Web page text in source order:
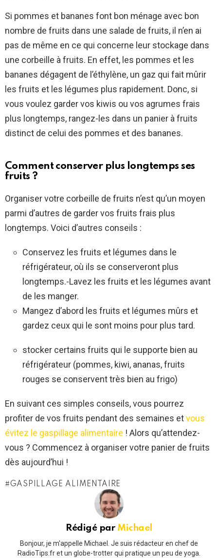
Si pommes et bananes font bon ménage avec bon
nombre de fruits dans une salade de fruits, il n’en ai
pas de même en ce qui concerne leur stockage dans
une corbeille à fruits. En effet, les pommes et les
bananes dégagent de l’éthylène, un gaz qui fait mûrir
les fruits et les légumes plus rapidement. Donc, si
vous voulez garder vos kiwis ou vos agrumes frais
plus longtemps, rangez-les dans un panier à fruits
distinct de celui des pommes et des bananes.
Comment conserver plus longtemps ses
fruits ?
Organiser votre corbeille de fruits n’est qu’un moyen
parmi d’autres de garder vos fruits frais plus
longtemps. Voici d’autres conseils :
Conservez les fruits et légumes dans le
réfrigérateur, où ils se conserveront plus
longtemps.-Lavez les fruits et les légumes avant
de les manger.
Mangez d’abord les fruits et légumes mûrs et
gardez ceux qui le sont moins pour plus tard.
stocker certains fruits qui le supporte bien au
réfrigérateur (pommes, kiwi, ananas, fruits
rouges se conservent très bien au frigo)
En suivant ces simples conseils, vous pourrez
profiter de vos fruits pendant des semaines etvous
évitez le gaspillage alimentaire ! Alors qu’attendez-
vous ? Commencez à organiser votre panier de fruits
dès aujourd’hui !
GASPILLAGE ALIMENTAIRE
Rédigé par Michael
Bonjour, je m'appelle Michael. Je suis rédacteur en chef de
RadioTips.fr et un globe-trotter qui pratique un peu de yoga.